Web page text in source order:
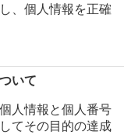
、個人情報を正確
いて
人情報と個人番号
てその目的の達成